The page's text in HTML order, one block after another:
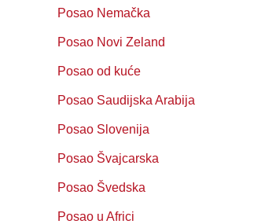
Posao Nemačka
Posao Novi Zeland
Posao od kuće
Posao Saudijska Arabija
Posao Slovenija
Posao Švajcarska
Posao Švedska
Posao u Africi